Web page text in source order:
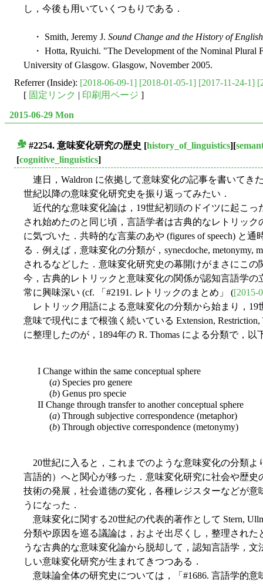
し，今後も用いていくつもりである．
・ Smith, Jeremy J. Sound Change and the History of English
・ Hotta, Ryuichi. "The Development of the Nominal Plural
University of Glasgow. Glasgow, November 2005.
Referrer (Inside): [2018-06-09-1] [2018-01-05-1] [2017-11-24-1]
[ 固定リンク | 印刷用ページ ]
2015-06-29 Mon
#2254. 意味変化研究の歴史 [history_of_linguistics][
[cognitive_linguistics]
連日，Waldron に依拠して意味変化の記事を書いてき
世紀以降の意味変化研究史を振り返ってみたい．
近代的な意味変化論は，19世紀初頭のドイツに起こっ
され始めたのと同じ頃，言語学者は古典的なレトリッ
に気づいた．共時的な言葉のあや (figures of speech) と
る．例えば，意味変化の分類が，synecdoche, metonymy,
されるなどした．意味変化研究史の幕開けがまさにこ
今，古典的レトリックと意味変化の関係が認知言語学
常に興味深い (cf. 「#2191. レトリックのまとめ」 ([2015-
レトリック用語による意味変化の分類から始まり，19
意味で現代にまで根強く続いている Extension,
に整理したのが，1894年の R. Thomas による分類で，以
I Change within the same conceptual sphere
(a) Species pro genere
(b) Genus pro specie
II Change through transfer to another conceptual sphere
(a) Through subjective correspondence (metaphor)
(b) Through objective correspondence (metonymy)
20世紀に入ると，これまでのような意味変化の分類よ
言語的）へと関心が移った．意味変化研究に社会や歴
技術の発展，社会道徳の変化，各種レジスターなどが
うになった．
意味変化に関する20世紀の代表的著作として Stern,
分類や原因を巡る議論は，およそ出尽くし，整理され
うな古典的な意味変化論から脱却して，認知言語学，
しい意味変化研究が生まれてきつつある．
意味論全体の研究史については，「#1686. 言語学的意